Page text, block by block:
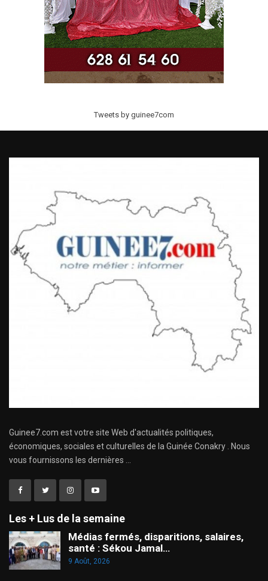
Tweets by guinee7com
Guinee7.com est votre site Web d'actualités politiques,
économiques, sociales et culturelles de la Guinée Conakry . Nous
vous fournissons les dernières ...
Les + Lus de la semaine
Médias fermés, disparitions, salaires,
santé : Sékou Jamal…
9 Août, 2026